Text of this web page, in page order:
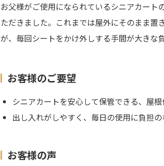
お父様がご使用になられているシニアカート
ただきました。これまでは屋外にそのまま
が、毎回シートをかけ外しする手間が大きな
お客様のご要望
シニアカートを安心して保管できる、屋
出し入れがしやすく、毎日の使用に負担
お客様の声